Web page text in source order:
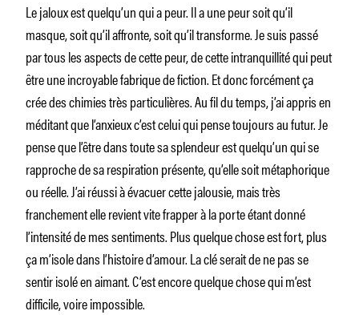
Le jaloux est quelqu’un qui a peur. Il a une peur soit qu’il
masque, soit qu’il affronte, soit qu’il transforme. Je suis passé
par tous les aspects de cette peur, de cette intranquillité qui peut
être une incroyable fabrique de fiction. Et donc forcément ça
crée des chimies très particulières. Au fil du temps, j’ai appris en
méditant que l’anxieux c’est celui qui pense toujours au futur. Je
pense que l’être dans toute sa splendeur est quelqu’un qui se
rapproche de sa respiration présente, qu’elle soit métaphorique
ou réelle. J’ai réussi à évacuer cette jalousie, mais très
franchement elle revient vite frapper à la porte étant donné
l’intensité de mes sentiments. Plus quelque chose est fort, plus
ça m’isole dans l’histoire d’amour. La clé serait de ne pas se
sentir isolé en aimant. C’est encore quelque chose qui m’est
difficile, voire impossible.